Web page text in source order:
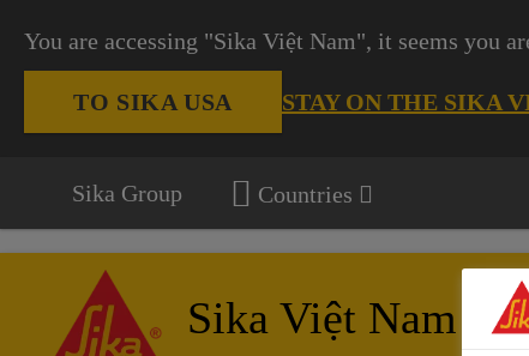
You are accessing "Sika Việt Nam", it seems you
TO SIKA USA STAY ON THE SIKA
Sika Group Countries
Sika Việt Nam